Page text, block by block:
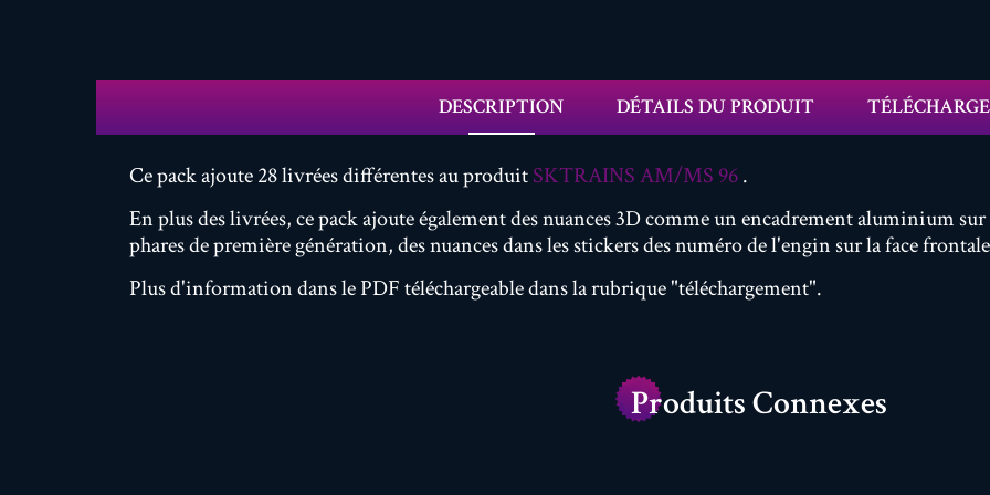
DESCRIPTION DÉTAILS DU PRODUIT
Ce pack ajoute 28 livrées différentes au produitSKTRAINS AM/MS 96.
En plus des livrées, ce pack ajoute également des nuances 3D comme un encadrement aluminium
phares de première génération, des nuances dans les stickers des numéro de l'engin sur la face
Plus d'information dans le PDF téléchargeable dans la rubrique "téléchargement".
Produits Connexes